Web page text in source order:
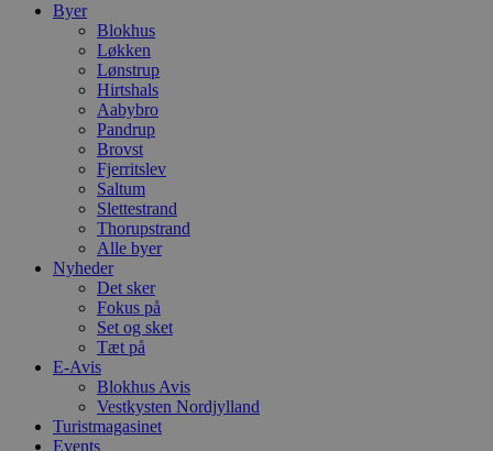
Byer
Blokhus
Løkken
Lønstrup
Hirtshals
Aabybro
Pandrup
Brovst
Fjerritslev
Saltum
Slettestrand
Thorupstrand
Alle byer
Nyheder
Det sker
Fokus på
Set og sket
Tæt på
E-Avis
Blokhus Avis
Vestkysten Nordjylland
Turistmagasinet
Events